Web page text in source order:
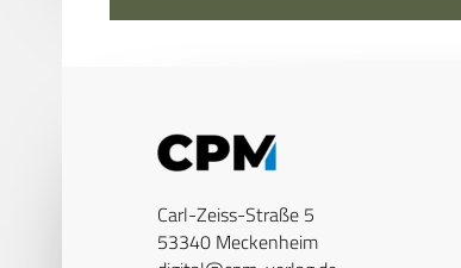
Carl-Zeiss-Straße 5
53340 Meckenheim